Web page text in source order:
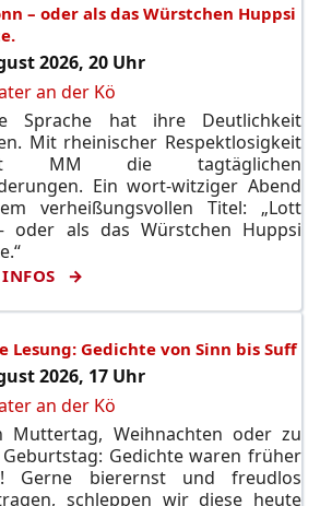
– oder als das Würstchen Huppsi
2026, 20 Uhr
an der Kö
Sprache hat ihre Deutlichkeit
Mit rheinischer Respektlosigkeit
MM die tagtäglichen
Ein wort-witziger Abend
verheißungsvollen Titel: „Lott
oder als das Würstchen Huppsi
Lesung: Gedichte von Sinn bis Suff
2026, 17 Uhr
an der Kö
Muttertag, Weihnachten oder zu
Geburtstag: Gedichte waren früher
Gerne bierernst und freudlos
schleppen wir diese heute